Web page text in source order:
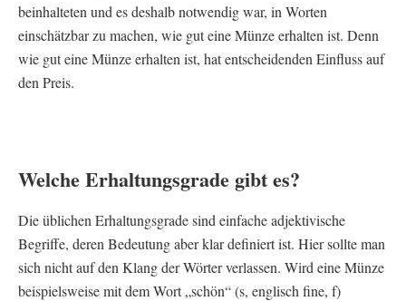
beinhalteten und es deshalb notwendig war, in Worten
einschätzbar zu machen, wie gut eine Münze erhalten ist. Denn
wie gut eine Münze erhalten ist, hat entscheidenden Einfluss auf
den Preis.
Welche Erhaltungsgrade gibt es?
Die üblichen Erhaltungsgrade sind einfache adjektivische
Begriffe, deren Bedeutung aber klar definiert ist. Hier sollte man
sich nicht auf den Klang der Wörter verlassen. Wird eine Münze
beispielsweise mit dem Wort „schön“ (s, englisch fine, f)